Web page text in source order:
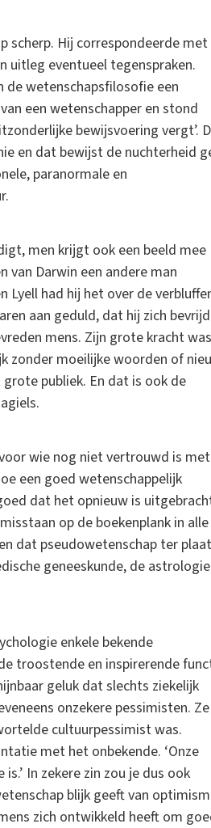
scherp. Hij correspondeerde met
uitleg eventueel tegenspraken.
de wetenschapsfilosofie een
een wetenschapper en stond
bewijsvoering vergt’.
en dat bewijst de nuchterheid
paranormale en
men krijgt ook een beeld mee
van Darwin een andere man
Lyell had hij het over de
aan geduld, dat hij zich
mens. Zijn grote kracht was
zonder moeilijke woorden of
publiek. En dat is ook de
wie nog niet vertrouwd is met
een goed wetenschappelijk
dat het opnieuw is
op de boekenplank in alle
dat pseudowetenschap ter
geneeskunde, de
enkele bekende
troostende en inspirerende
geluk dat slechts ziekelijk
onzekere pessimisten. Ze
cultuurpessimist was.
met het onbekende. ‘Onze
In zekere zin zou je dus ook
blijk geeft van
zich ontwikkeld heeft om